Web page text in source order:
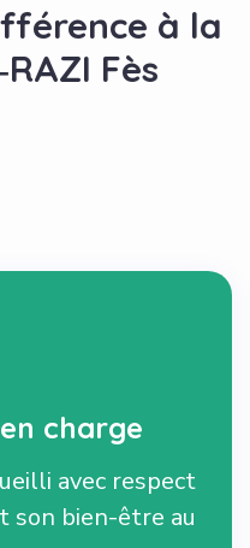
à la
Fès
charge
avec respect
son bien-être au